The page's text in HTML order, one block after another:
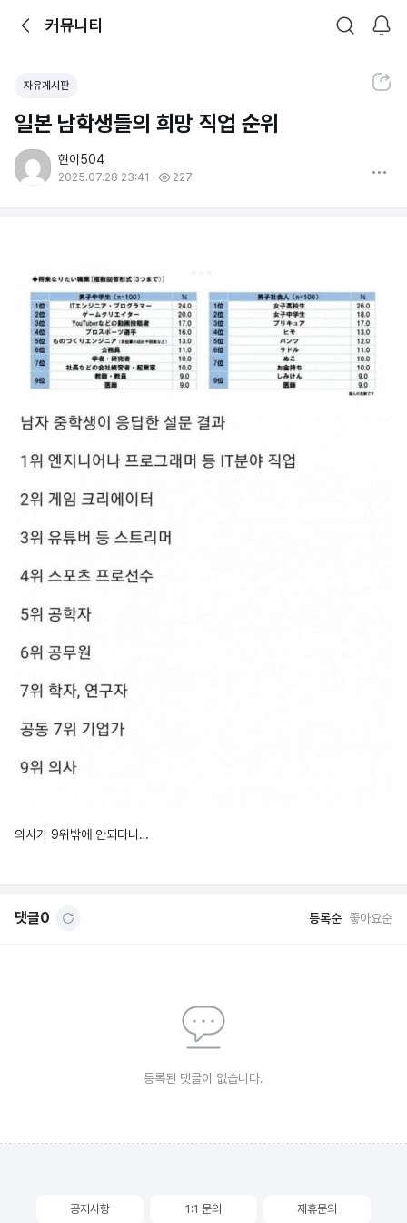
뒤로가기커뮤니티
커뮤니티
검색
알림
공유하기
자유게시판
일본 남학생들의 희망 직업 순위
현이504
2025.07.28 23:41 227
의사가 9위밖에 안되다니…
댓글0 등록순 좋아요순
등록된 댓글이 없습니다.
공지사항 1:1 문의 제휴문의